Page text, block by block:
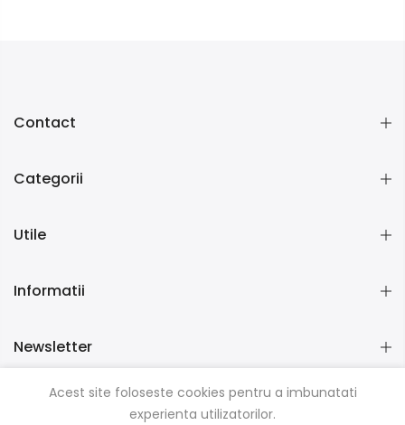
Contact
Categorii
Utile
Informatii
Newsletter
Acest site foloseste cookies pentru a imbunatati
experienta utilizatorilor.